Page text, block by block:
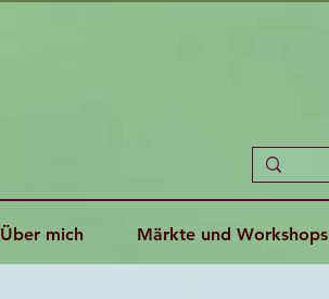
Über mich Märkte und Workshops